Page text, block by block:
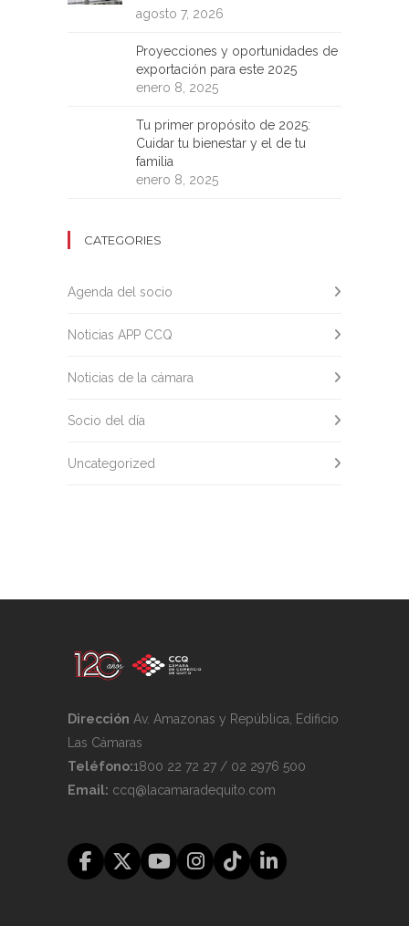
agosto 7, 2026
Proyecciones y oportunidades de
exportación para este 2025
enero 8, 2025
Tu primer propósito de 2025:
Cuidar tu bienestar y el de tu
familia
enero 8, 2025
CATEGORIES
Agenda del socio
Noticias APP CCQ
Noticias de la cámara
Socio del día
Uncategorized
Dirección Av. Amazonas y República, Edificio
Las Cámaras
Teléfono:1800 22 72 27 / 02 2976 500
Email: ccq@lacamaradequito.com